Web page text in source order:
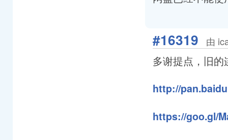
#16319 由
多谢提点，旧
http://
https://goo.gl/